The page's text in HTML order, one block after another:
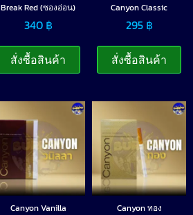
Break Red (ซองอ่อน)
340 ฿
สั่งซื้อสินค้า
Canyon Classic
295 ฿
สั่งซื้อสินค้า
Canyon Vanilla Canyon ทอง